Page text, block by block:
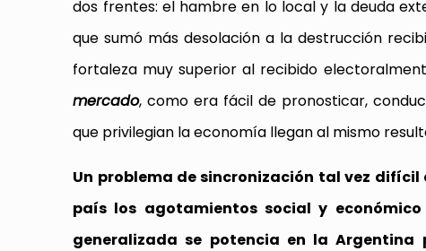
dos frentes: el hambre en lo local y la deuda
que sumó más desolación a la destrucción
fortaleza muy superior al recibido
mercado, como era fácil de pronosticar,
que privilegian la economía llegan al mismo
Un problema de sincronización tal vez
país los agotamientos social y
generalizada se potencia en la